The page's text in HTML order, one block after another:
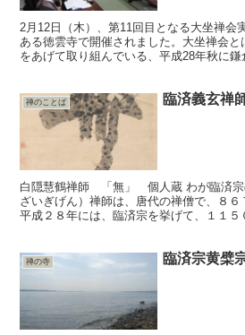
2月12日（木）、第11回目となる大坐禅会
ある徳雲寺で開催されました。大坐禅会
をあげて取り組んでいる、平成28年秋に
禅のことば 臨済義玄禅
白隠慧鶴禅師 「無」 個人蔵 わが臨済宗
ざいぎげん）禅師は、唐代の禅僧で、８６
平成２８年には、臨済宗を挙げて、１１
禅の寺 臨済宗黄檗